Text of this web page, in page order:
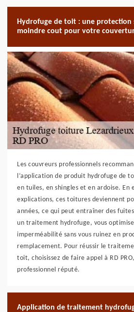
Hydrofuge de toit : une protection
moindre cout pour votre
Les couvreurs professionnels
l’application de produit hydrofuge de
en tuiles, en shingles et en ardoise. En
explications, ces toitures deviennent
années, ce qui peut entraîner des
un traitement hydrofuge, vous
imperméabilité sans vous ruinez en
remplacement. Pour réussir le
toit, choisissez de faire appel à RD
professionnel réputé.
Application de traitement